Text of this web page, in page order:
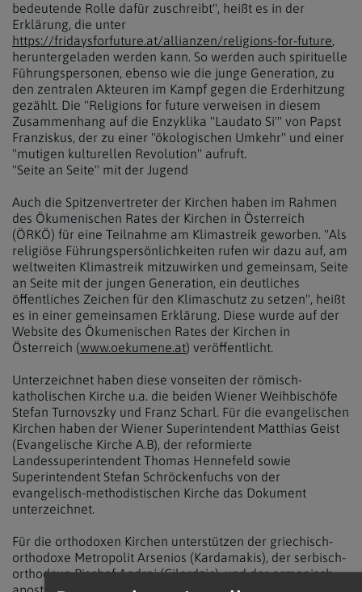
bedeutende Rolle dafür zuschreibt", heißt es in der
Erklärung, die unter
https://fridaysforfuture.at/allianzen/religions-for-future,
heruntergeladen werden kann. So werden auch spirituelle
Führungspersonen, ebenso wie die junge Generation, zu
den zentralen Akteuren im Kampf gegen die Erderhitzung
gezählt. Die "Religions for future verweisen in diesem
Zusammenhang auf die Enzyklika "Laudato Si'" von Papst
Franziskus, der zu einer "ökologischen Umkehr" und einer
"mutigen kulturellen Revolution" aufruft.
"Seite an Seite" mit der Jugend
Auch die Spitzenvertreter der Kirchen haben im Rahmen
des Ökumenischen Rates der Kirchen in Österreich
(ÖRKÖ) für eine Teilnahme am Klimastreik geworben. "Als
religiöse Führungspersönlichkeiten rufen wir dazu auf, am
weltweiten Klimastreik mitzuwirken und gemeinsam, Seite
an Seite mit der jungen Generation, ein deutliches
öffentliches Zeichen für den Klimaschutz zu setzen", heißt
es in einer gemeinsamen Erklärung. Diese wurde auf der
Website des Ökumenischen Rates der Kirchen in
Österreich (www.oekumene.at) veröffentlicht.
Unterzeichnet haben diese vonseiten der römisch-
katholischen Kirche u.a. die beiden Wiener Weihbischöfe
Stefan Turnovszky und Franz Scharl. Für die evangelischen
Kirchen haben der Wiener Superintendent Matthias Geist
(Evangelische Kirche A.B), der reformierte
Landessuperintendent Thomas Hennefeld sowie
Superintendent Stefan Schröckenfuchs von der
evangelisch-methodistischen Kirche das Dokument
unterzeichnet.
Für die orthodoxen Kirchen unterstützen der griechisch-
orthodoxe Metropolit Arsenios (Kardamakis), der serbisch-
orthodoxe Bischof Andrej (Cilerdzic), und der armenisch-